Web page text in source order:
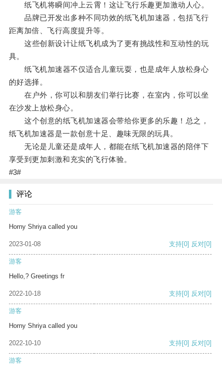
纸飞机将瞬间冲上云霄！这让飞行乐趣更加激动人心。
品牌已开发出多种不同功效的纸飞机加速器，包括飞行
距离加倍、飞行高度提升等。
这些创新设计让纸飞机成为了更有挑战性和互动性的玩
具。
纸飞机加速器不仅适合儿童玩耍，也是成年人放松身心
的好选择。
在户外，你可以和朋友们举行比赛，在室内，你可以坐
在沙发上放松身心。
这个创意的纸飞机加速器会带给你更多的乐趣！总之，
纸飞机加速器是一款创意十足、趣味无限的玩具。
无论是儿童还是成年人，都能在纸飞机加速器的陪伴下
享受到更加刺激和充实的飞行体验。
#3#
评论
游客
Horny Shriya called you
2023-01-08 支持[0] 反对[0]
游客
Hello,? Greetings fr
2022-10-18 支持[0] 反对[0]
游客
Horny Shriya called you
2022-10-10 支持[0] 反对[0]
游客